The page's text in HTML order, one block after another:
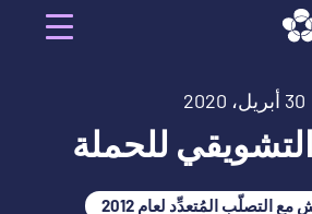
Menu
30 أبريل، 2020
التشويقي للحملة
مع التصلّب المُتعدِّد لعام 2012